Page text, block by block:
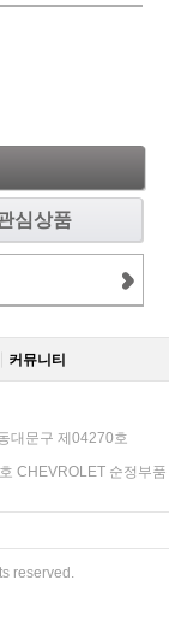
심상품
커뮤니티
대문구 제04270호
CHEVROLET 순정부품
reserved.